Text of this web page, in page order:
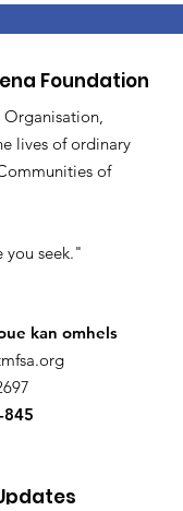
Foundation
lives of ordinary
of
you seek."
kan omhels
845